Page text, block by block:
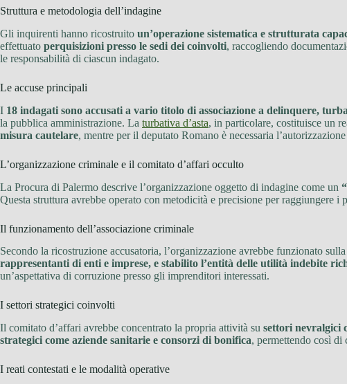
Struttura e metodologia dell’indagine
Gli inquirenti hanno ricostruito un’operazione sistematica e strutturata
effettuato perquisizioni presso le sedi dei coinvolti, raccogliendo
le responsabilità di ciascun indagato.
Le accuse principali
I 18 indagati sono accusati a vario titolo di associazione a delinquere,
la pubblica amministrazione. La turbativa d’asta, in particolare, costituisce un
misura cautelare, mentre per il deputato Romano è necessaria
L’organizzazione criminale e il comitato d’affari occulto
La Procura di Palermo descrive l’organizzazione oggetto di indagine come un
Questa struttura avrebbe operato con metodicità e precisione per raggiungere
Il funzionamento dell’associazione criminale
Secondo la ricostruzione accusatoria, l’organizzazione avrebbe funzionato sulla
rappresentanti di enti e imprese, e stabilito l’entità delle utilità indebite
un’aspettativa di corruzione presso gli imprenditori interessati.
I settori strategici coinvolti
Il comitato d’affari avrebbe concentrato la propria attività su settori nevralgici
strategici come aziende sanitarie e consorzi di bonifica, permettendo così di
I reati contestati e le modalità operative